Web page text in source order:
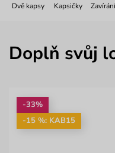
Dvě kapsy Kapsičky
Doplň svůj
-33%
-15 %: KAB15